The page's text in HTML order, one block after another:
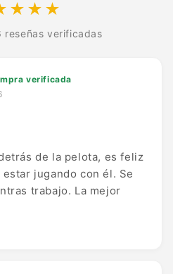
reseñas verificadas
verificada
de la pelota, es feliz
jugando con él. Se
trabajo. La mejor